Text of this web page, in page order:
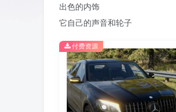
出色的内饰
它自己的声音和轮子
付费资源